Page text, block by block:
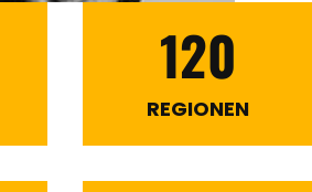
120
REGIONEN